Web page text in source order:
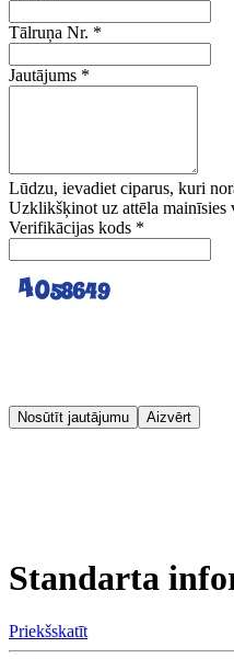
Tālruņa Nr. *
Jautājums *
Lūdzu, ievadiet ciparus, kuri
Uzklikšķinot uz attēla mainīsies
Verifikācijas kods *
Nosūtīt jautājumu Aizvērt
Standarta
Priekšskatīt